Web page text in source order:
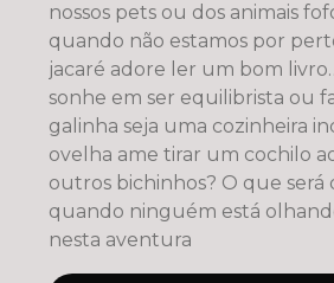
nossos pets ou dos animais
quando não estamos por perto?
jacaré adore ler um bom
sonhe em ser equilibrista ou
galinha seja uma cozinheira
ovelha ame tirar um cochilo ao
outros bichinhos? O que será que eles fazem
quando ninguém está olhando?
nesta aventura